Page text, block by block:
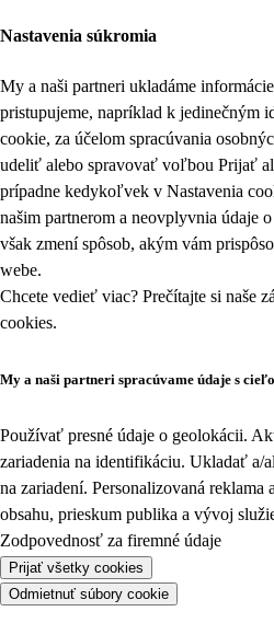
Nastavenia súkromia
My a naši partneri ukladáme
pristupujeme, napríklad k jedinečným
cookie, za účelom spracúvania
udeliť alebo spravovať voľbou Prijať
prípadne kedykoľvek v Nastavenia
našim partnerom a neovplyvnia údaje
však zmení spôsob, akým vám
webe.
Chcete vedieť viac? Prečítajte si naše
cookies.
My a naši partneri spracúvame údaje s
Používať presné údaje o geolokácii.
zariadenia na identifikáciu. Ukladať a/
na zariadení. Personalizovaná reklama
obsahu, prieskum publika a vývoj
Zodpovednosť za firemné údaje
Prijať všetky cookies
Odmietnuť súbory cookie